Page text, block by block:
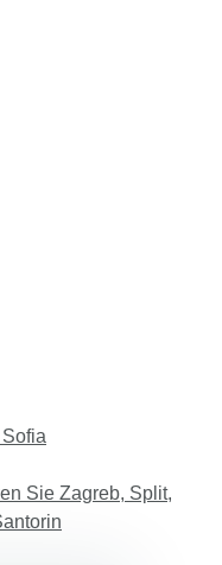
Sie Zagreb, Split,